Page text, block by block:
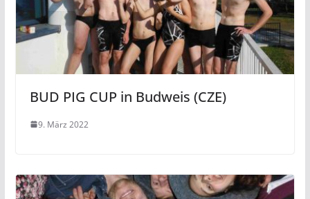
BUD PIG CUP in Budweis (CZE)
9. März 2022